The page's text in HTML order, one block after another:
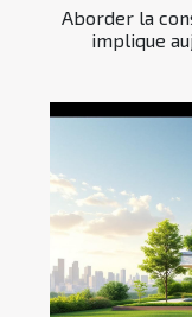
Aborder la
implique